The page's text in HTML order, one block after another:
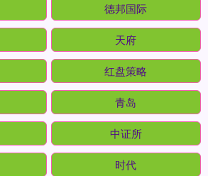
德邦国际
天府
红盘策略
青岛
中证所
时代